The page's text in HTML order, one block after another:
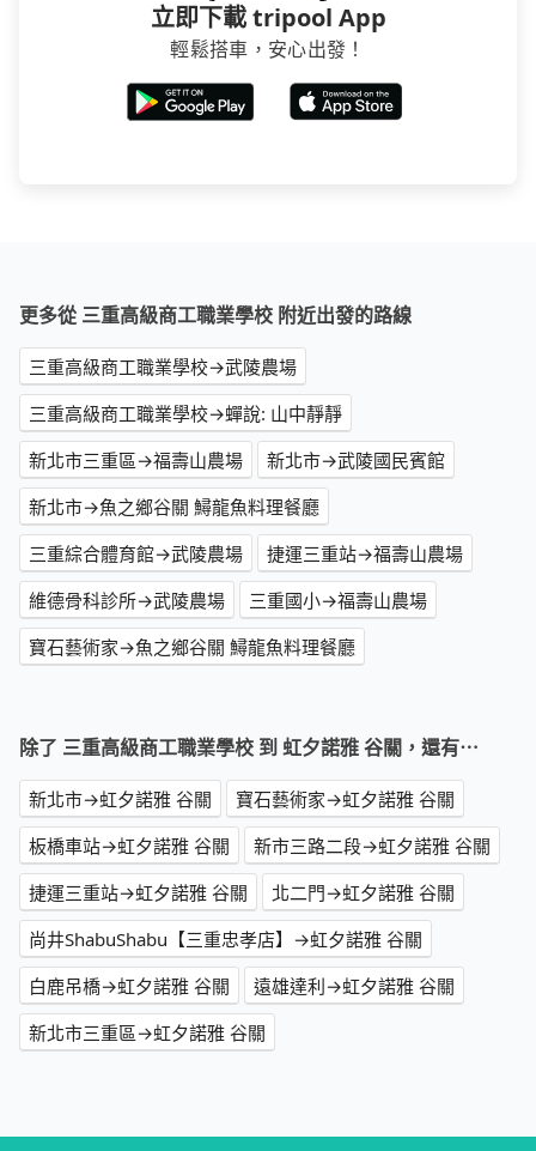
立即下載 tripool App
輕鬆搭車，安心出發！
更多從 三重高級商工職業學校 附近出發的路線
三重高級商工職業學校→武陵農場
三重高級商工職業學校→蟬說: 山中靜靜
新北市三重區→福壽山農場
新北市→武陵國民賓館
新北市→魚之鄉谷關 鱘龍魚料理餐廳
三重綜合體育館→武陵農場
捷運三重站→福壽山農場
維德骨科診所→武陵農場
三重國小→福壽山農場
寶石藝術家→魚之鄉谷關 鱘龍魚料理餐廳
除了 三重高級商工職業學校 到 虹夕諾雅 谷關，還有⋯
新北市→虹夕諾雅 谷關
寶石藝術家→虹夕諾雅 谷關
板橋車站→虹夕諾雅 谷關
新市三路二段→虹夕諾雅 谷關
捷運三重站→虹夕諾雅 谷關
北二門→虹夕諾雅 谷關
尚井ShabuShabu【三重忠孝店】→虹夕諾雅 谷關
白鹿吊橋→虹夕諾雅 谷關
遠雄達利→虹夕諾雅 谷關
新北市三重區→虹夕諾雅 谷關